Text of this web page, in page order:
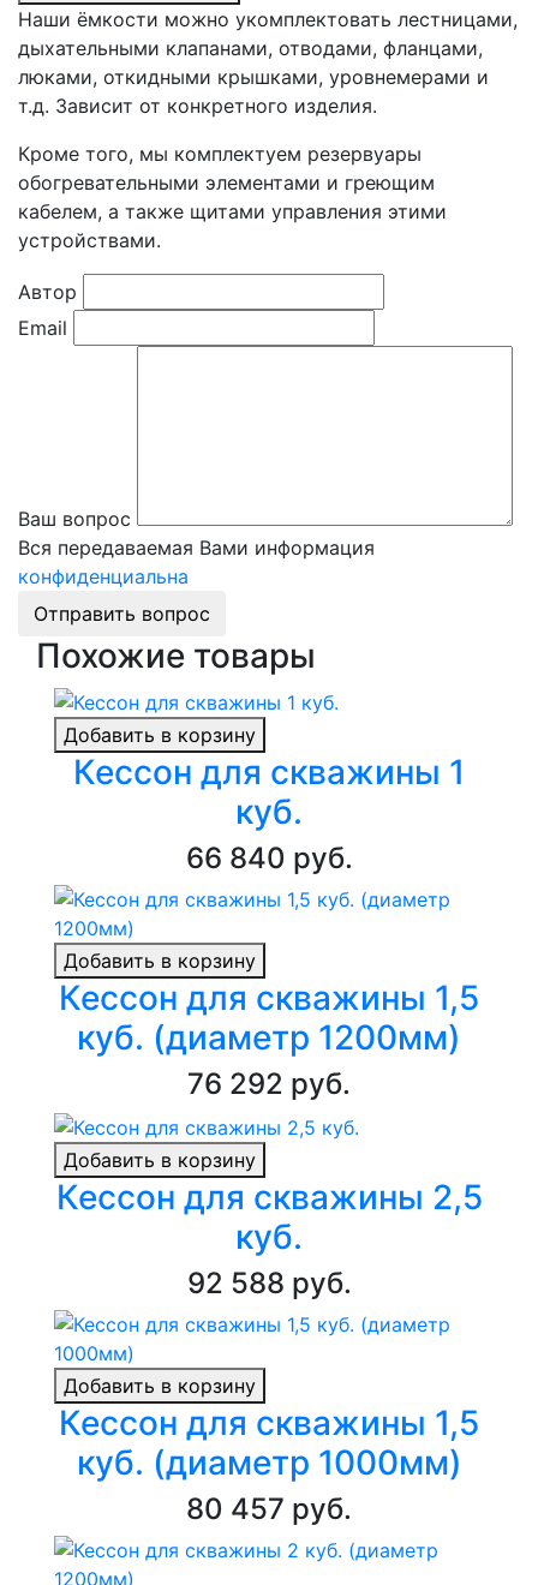
Наши ёмкости можно укомплектовать лестницами,
дыхательными клапанами, отводами, фланцами,
люками, откидными крышками, уровнемерами и
т.д. Зависит от конкретного изделия.
Кроме того, мы комплектуем резервуары
обогревательными элементами и греющим
кабелем, а также щитами управления этими
устройствами.
Автор
Email
Ваш вопрос
Вся передаваемая Вами информация
конфиденциальна
Отправить вопрос
Похожие товары
Добавить в корзину
Кессон для скважины 1
куб.
66 840 руб.
Добавить в корзину
Кессон для скважины 1,5
куб. (диаметр 1200мм)
76 292 руб.
Добавить в корзину
Кессон для скважины 2,5
куб.
92 588 руб.
Добавить в корзину
Кессон для скважины 1,5
куб. (диаметр 1000мм)
80 457 руб.